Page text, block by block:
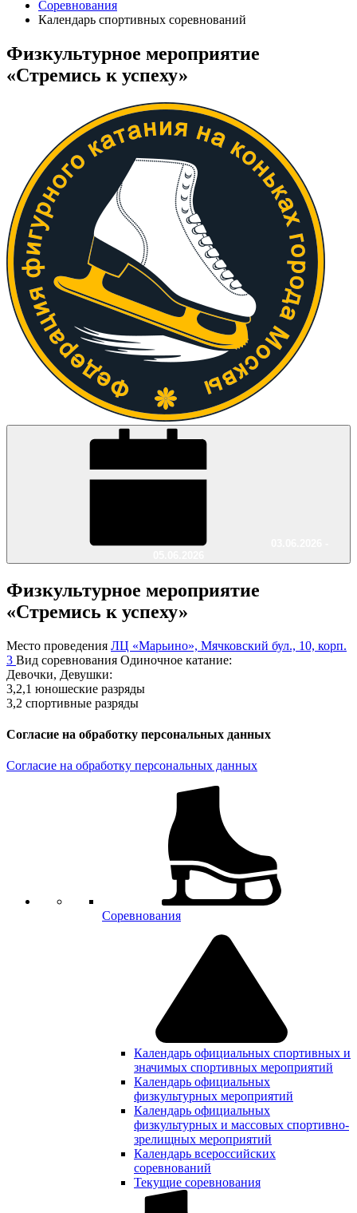
Соревнования
Календарь спортивных соревнований
Физкультурное мероприятие
«Стремись к успеху»
Физкультурное мероприятие
«Стремись к успеху»
Место проведения ЛЦ «Марьино», Мячковский бул., 10, корп.
3 Вид соревнования Одиночное катание:
Девочки, Девушки:
3,2,1 юношеские разряды
3,2 спортивные разряды
Согласие на обработку персональных данных
Согласие на обработку персональных данных
Соревнования
Календарь официальных спортивных и
значимых спортивных мероприятий
Календарь официальных
физкультурных мероприятий
Календарь официальных
физкультурных и массовых спортивно-
зрелищных мероприятий
Календарь всероссийских
соревнований
Текущие соревнования